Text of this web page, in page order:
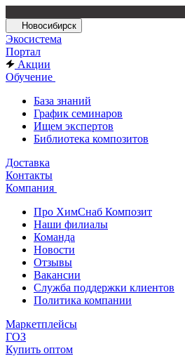
Новосибирск
Экосистема
Портал
Акции
Обучение
База знаний
График семинаров
Ищем экспертов
Библиотека композитов
Доставка
Контакты
Компания
Про ХимСнаб Композит
Наши филиалы
Команда
Новости
Отзывы
Вакансии
Служба поддержки клиентов
Политика компании
Маркетплейсы
ГОЗ
Купить оптом